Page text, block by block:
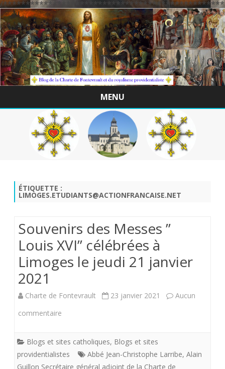
/
MENU
Skip
to
content
ÉTIQUETTE :
LIMOGES.ETUDIANTS@ACTIONFRANCAISE.NET
Souvenirs des Messes ”
Louis XVI” célébrées à
Limoges le jeudi 21 janvier
2021
Charte de Fontevrault 23 janvier 2021
Aucun
commentaire
Messes
Blogs et sites catholiques, Blogs et sites
providentialistes
Abbé Jean-Christophe Larribe, Alain
Guillon Secrétaire général adjoint de la Charte de